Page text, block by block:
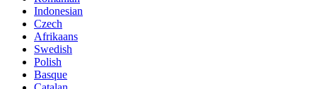
Indonesian
Czech
Afrikaans
Swedish
Polish
Basque